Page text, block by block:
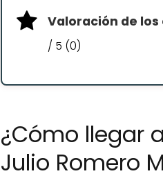
Valoración de
/ 5 (0)
¿Cómo llegar
Julio Romero